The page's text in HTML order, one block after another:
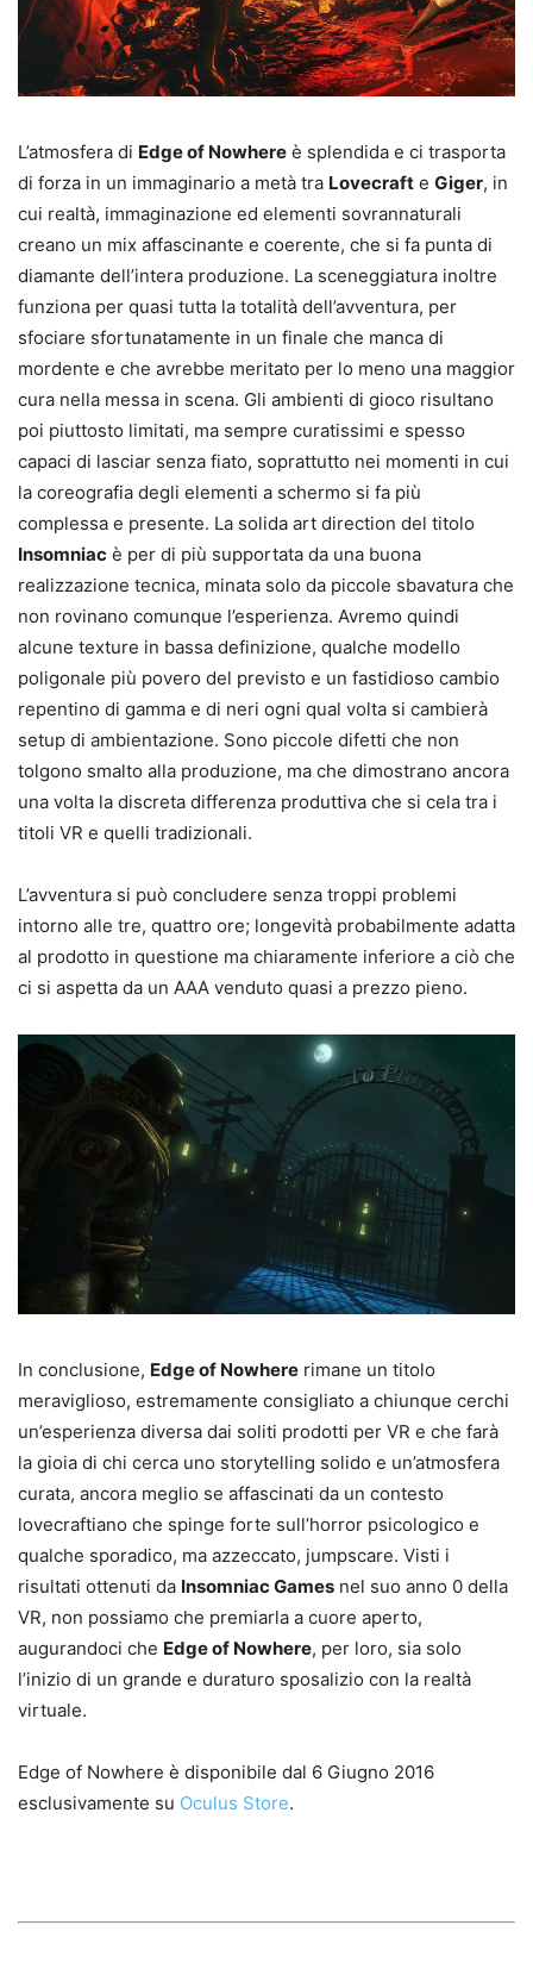
L’atmosfera di Edge of Nowhere è splendida e ci trasporta
di forza in un immaginario a metà tra Lovecraft e Giger, in
cui realtà, immaginazione ed elementi sovrannaturali
creano un mix affascinante e coerente, che si fa punta di
diamante dell’intera produzione. La sceneggiatura inoltre
funziona per quasi tutta la totalità dell’avventura, per
sfociare sfortunatamente in un finale che manca di
mordente e che avrebbe meritato per lo meno una maggior
cura nella messa in scena. Gli ambienti di gioco risultano
poi piuttosto limitati, ma sempre curatissimi e spesso
capaci di lasciar senza fiato, soprattutto nei momenti in cui
la coreografia degli elementi a schermo si fa più
complessa e presente. La solida art direction del titolo
Insomniac è per di più supportata da una buona
realizzazione tecnica, minata solo da piccole sbavatura che
non rovinano comunque l’esperienza. Avremo quindi
alcune texture in bassa definizione, qualche modello
poligonale più povero del previsto e un fastidioso cambio
repentino di gamma e di neri ogni qual volta si cambierà
setup di ambientazione. Sono piccole difetti che non
tolgono smalto alla produzione, ma che dimostrano ancora
una volta la discreta differenza produttiva che si cela tra i
titoli VR e quelli tradizionali.
L’avventura si può concludere senza troppi problemi
intorno alle tre, quattro ore; longevità probabilmente adatta
al prodotto in questione ma chiaramente inferiore a ciò che
ci si aspetta da un AAA venduto quasi a prezzo pieno.
In conclusione, Edge of Nowhere rimane un titolo
meraviglioso, estremamente consigliato a chiunque cerchi
un’esperienza diversa dai soliti prodotti per VR e che farà
la gioia di chi cerca uno storytelling solido e un’atmosfera
curata, ancora meglio se affascinati da un contesto
lovecraftiano che spinge forte sull’horror psicologico e
qualche sporadico, ma azzeccato, jumpscare. Visti i
risultati ottenuti da Insomniac Games nel suo anno 0 della
VR, non possiamo che premiarla a cuore aperto,
augurandoci che Edge of Nowhere, per loro, sia solo
l’inizio di un grande e duraturo sposalizio con la realtà
virtuale.
Edge of Nowhere è disponibile dal 6 Giugno 2016
esclusivamente su Oculus Store.